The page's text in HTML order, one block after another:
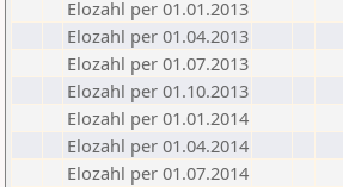
Elozahl per 01.01.2013
Elozahl per 01.04.2013
Elozahl per 01.07.2013
Elozahl per 01.10.2013
Elozahl per 01.01.2014
Elozahl per 01.04.2014
Elozahl per 01.07.2014